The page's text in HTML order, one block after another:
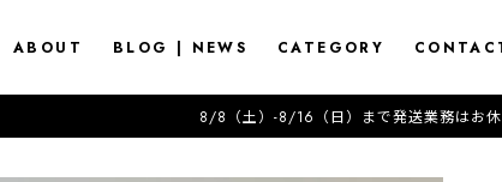
ABOUT BLOG | NEWS CATEGORY
8/8（土）-8/16（日）まで発送業務はお休みさせて